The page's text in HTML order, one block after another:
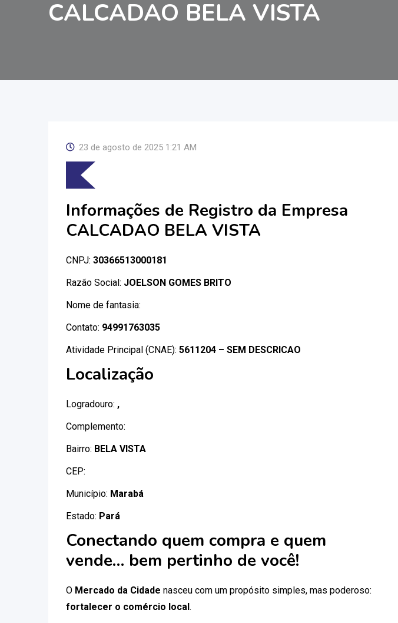
CALCADAO BELA VISTA
23 de agosto de 2025 1:21 AM
Informações de Registro da Empresa
CALCADAO BELA VISTA
CNPJ: 30366513000181
Razão Social: JOELSON GOMES BRITO
Nome de fantasia:
Contato: 94991763035
Atividade Principal (CNAE): 5611204 – SEM DESCRICAO
Localização
Logradouro: ,
Complemento:
Bairro: BELA VISTA
CEP:
Município: Marabá
Estado: Pará
Conectando quem compra e quem
vende… bem pertinho de você!
O Mercado da Cidade nasceu com um propósito simples, mas poderoso:
fortalecer o comércio local.